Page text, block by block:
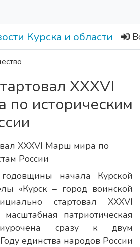
XXXVI
историческим
начала Курской
«Курск – город воинской
стартовал XXXVI
патриотическая
сразу к двум
единства народов России